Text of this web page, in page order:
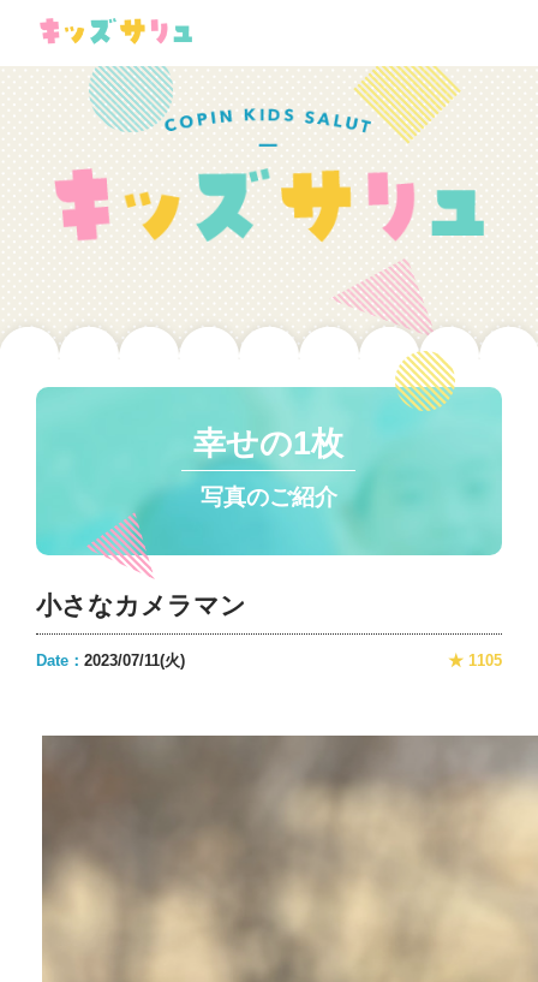
幸せの1枚
写真のご紹介
小さなカメラマン
Date：2023/07/11(火) ★ 1105